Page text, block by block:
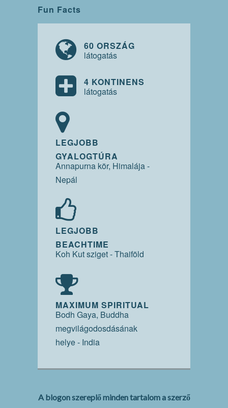
Fun Facts
60 ORSZÁG
látogatás
4 KONTINENS
látogatás
LEGJOBB
GYALOGTÚRA
Annapurna kör, Himalája -
Nepál
LEGJOBB
BEACHTIME
Koh Kut sziget - Thaiföld
MAXIMUM SPIRITUAL
Bodh Gaya, Buddha
megvilágodosdásának
helye - India
A blogon szereplő minden tartalom a szerző